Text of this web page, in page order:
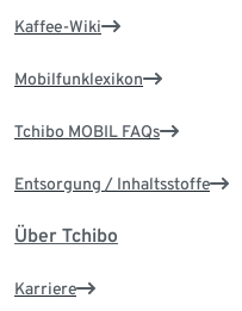
Kaffee-Wiki
Mobilfunklexikon
Tchibo MOBIL FAQs
Entsorgung / Inhaltsstoffe
Über Tchibo
Karriere